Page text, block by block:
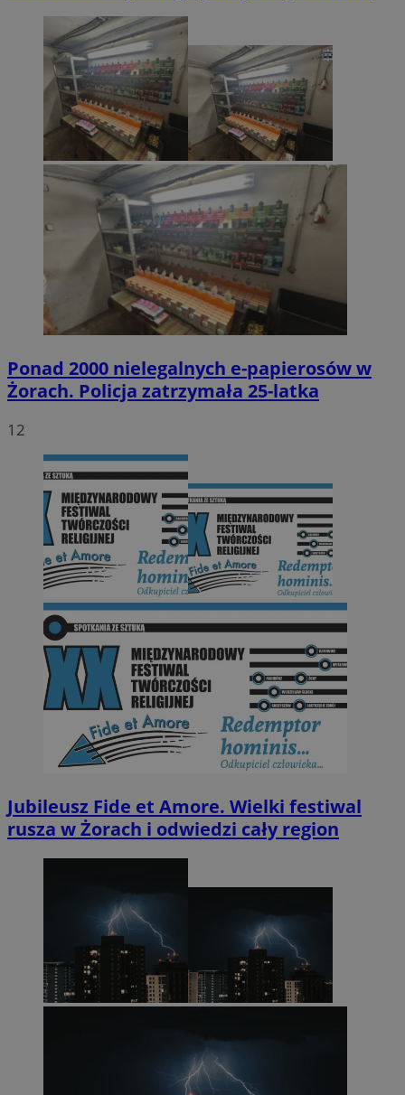
Ponad 2000 nielegalnych e-papierosów w
Żorach. Policja zatrzymała 25-latka
12
Jubileusz Fide et Amore. Wielki festiwal
rusza w Żorach i odwiedzi cały region